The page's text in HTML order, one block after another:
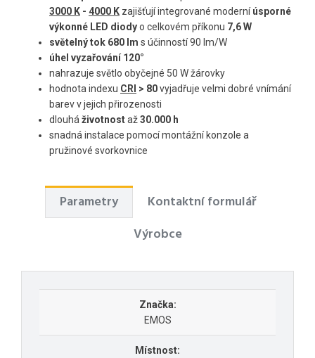
3000 K - 4000 K zajišťují integrované moderníúsporné
výkonné LED diodyo celkovém příkonu 7,6 W
světelný tok 680 lm s účinností 90 lm/W
úhel vyzařování 120°
nahrazuje světlo obyčejné 50 W žárovky
hodnota indexu CRI > 80vyjadřuje velmi dobré vnímání
barev v jejich přirozenosti
dlouhá životnostaž30.000 h
snadná instalace pomocí montážní konzole a
pružinové svorkovnice
Parametry
Kontaktní formulář
Výrobce
Značka:
EMOS
Místnost: